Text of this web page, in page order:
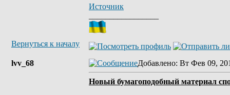
Источник
Вернуться к началу
lvv_68 Добавлено: Вт Фев 09,
Новый бумагоподобный материал